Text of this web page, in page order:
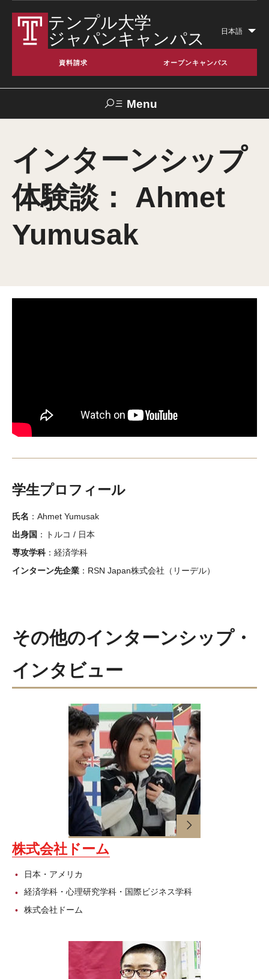
テンプル大学
ジャパンキャンパス
日本語
資料請求 オープンキャンパス
Menu
TUJへのご支
援
交通アクセス お問い合わせ TUportal
テンプル大学とは
日本校 (TUJ) について
TUJキャンパス施設写真ギャラリー（シティキャンパス）
学部・大学院等
大学学部課程
ロースクール
アカデミック・イングリッシュ・プログラム
生涯教育プログラム
企業内教育プログラム
現代アジア研究所（英語）
TUJプログラム早見表
サービス・施設
図書館（英語）
アカデミック・アドバイジング・センター（英語）
コンピューターラボ（英語）
カウンセリング・サービス
テスティング・サービス
インターンシップ
体験談： Ahmet
Yumusak
学生プロフィール
氏名 ：Ahmet Yumusak
出身国 ：トルコ / 日本
専攻学科 ：経済学科
インターン先企業 ：RSN Japan株式会社（リーデル）
その他のインターンシップ・
インタビュー
株式会社ドーム
日本・アメリカ
経済学科・心理研究学科・国際ビジネス学科
株式会社ドーム